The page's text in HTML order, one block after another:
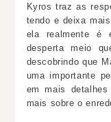
Kyros traz as
tendo e deixa
ela realmente
desperta meio
descobrindo que
uma importante
em mais
mais sobre o